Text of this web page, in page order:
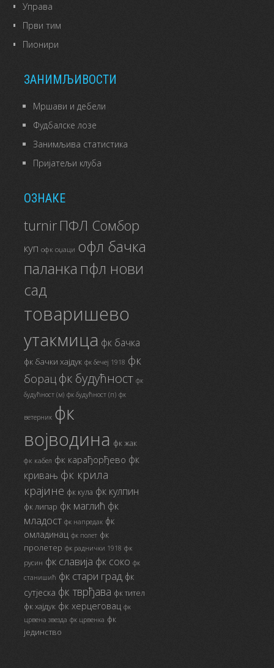
Управа
Први тим
Пионири
ЗАНИМЉИВОСТИ
Мршави и дебели
Фудбалске лозе
Занимљива статистика
Пријатељи клуба
ОЗНАКЕ
turnirПФЛ Сомбор
куп офк оџаци офл бачка
паланка пфл нови
сад
товаришево
утакмица фк бачка
фк бачки хајдук фк бечеј 1918 фк
борац фк будућност фк
будућност (м) фк будућност (п) фк
ветерник фк
војводина фк жак
фк кабел фк карађорђево фк
кривањ фк крила
крајине фк кула фк кулпин
фк липар фк маглић фк
младост фк напредак фк
омладинац фк полет фк
пролетер фк раднички 1918 фк
русин фк славија фк соко фк
станишић фк стари град фк
сутјеска фк тврђава фк тител
фк хајдук фк херцеговац фк
црвена звезда фк црвенка фк
јединство